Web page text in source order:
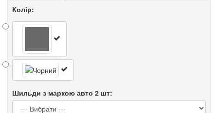
Колір:
Шильди з маркою авто 2 шт: